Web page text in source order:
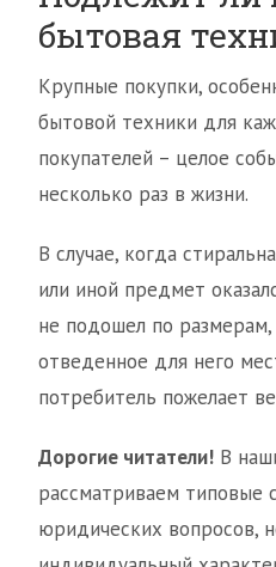
бытовая
Крупные покупки,
бытовой техники для
покупателей – целое
несколько раз в жизни.
В случае, когда
или иной предмет
не подошел по
отведенное для него
потребитель пожелает
Дорогие читатели! В
рассматриваем типовые
юридических вопросов,